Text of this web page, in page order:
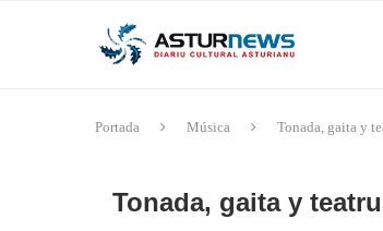
Portada Música Tonada, gaita y
Tonada, gaita y